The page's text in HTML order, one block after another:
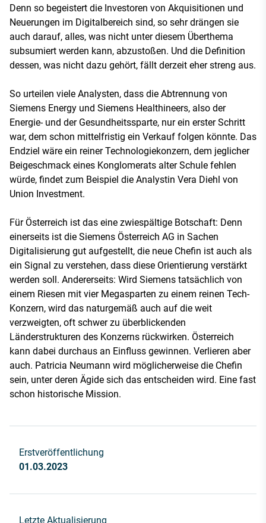
Denn so begeistert die Investoren von Akquisitionen und
Neuerungen im Digitalbereich sind, so sehr drängen sie
auch darauf, alles, was nicht unter diesem Überthema
subsumiert werden kann, abzustoßen. Und die Definition
dessen, was nicht dazu gehört, fällt derzeit eher streng aus.
So urteilen viele Analysten, dass die Abtrennung von
Siemens Energy und Siemens Healthineers, also der
Energie- und der Gesundheitssparte, nur ein erster Schritt
war, dem schon mittelfristig ein Verkauf folgen könnte. Das
Endziel wäre ein reiner Technologiekonzern, dem jeglicher
Beigeschmack eines Konglomerats alter Schule fehlen
würde, findet zum Beispiel die Analystin Vera Diehl von
Union Investment.
Für Österreich ist das eine zwiespältige Botschaft: Denn
einerseits ist die Siemens Österreich AG in Sachen
Digitalisierung gut aufgestellt, die neue Chefin ist auch als
ein Signal zu verstehen, dass diese Orientierung verstärkt
werden soll. Andererseits: Wird Siemens tatsächlich von
einem Riesen mit vier Megasparten zu einem reinen Tech-
Konzern, wird das naturgemäß auch auf die weit
verzweigten, oft schwer zu überblickenden
Länderstrukturen des Konzerns rückwirken. Österreich
kann dabei durchaus an Einfluss gewinnen. Verlieren aber
auch. Patricia Neumann wird möglicherweise die Chefin
sein, unter deren Ägide sich das entscheiden wird. Eine fast
schon historische Mission.
Erstveröffentlichung
01.03.2023
Letzte Aktualisierung